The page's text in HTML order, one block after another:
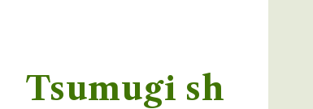
Tsumugi sh